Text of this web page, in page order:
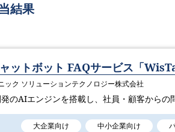
結果
ットボット FAQサービス「
ック ソリューションテクノロジー株式会社
のAIエンジンを搭載し、社員・顧客からの
大企業向け 中小企業向け